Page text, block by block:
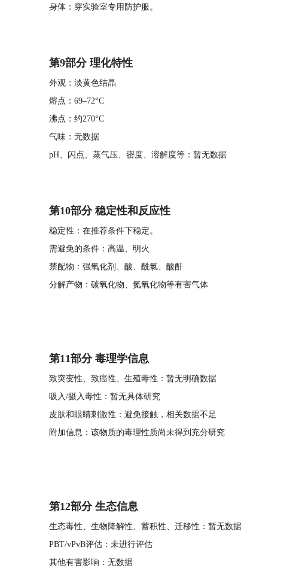
身体：穿实验室专用防护服。
第9部分 理化特性
外观：淡黄色结晶
熔点：69–72°C
沸点：约270°C
气味：无数据
pH、闪点、蒸气压、密度、溶解度等：暂无数据
第10部分 稳定性和反应性
稳定性：在推荐条件下稳定。
需避免的条件：高温、明火
禁配物：强氧化剂、酸、酰氯、酸酐
分解产物：碳氧化物、氮氧化物等有害气体
第11部分 毒理学信息
致突变性、致癌性、生殖毒性：暂无明确数据
吸入/摄入毒性：暂无具体研究
皮肤和眼睛刺激性：避免接触，相关数据不足
附加信息：该物质的毒理性质尚未得到充分研究
第12部分 生态信息
生态毒性、生物降解性、蓄积性、迁移性：暂无数据
PBT/vPvB评估：未进行评估
其他有害影响：无数据